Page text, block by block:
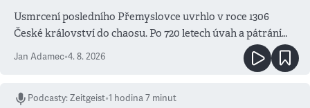
Usmrcení posledního Přemyslovce uvrhlo v roce 1306
České království do chaosu. Po 720 letech úvah a pátrání
známe jména podezřelých
Jan Adamec•4. 8. 2026
Podcasty:Zeitgeist•1 hodina 7 minut